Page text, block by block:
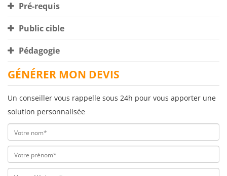
Pré-requis
Public cible
Pédagogie
GÉNÉRER MON DEVIS
Un conseiller vous rappelle sous 24h pour vous apporter une
solution personnalisée